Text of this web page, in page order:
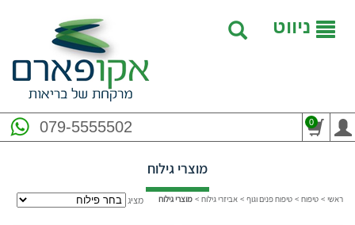
ניווט
079-5555502 0
מוצרי גילוח
ראשי > טיפוח > טיפוח פנים וגוף > אביזרי גילוח > מוצרי גילוח מציג